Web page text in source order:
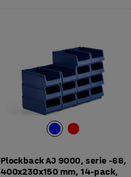
Plockback AJ 9000, serie -68,
400x230x150 mm, 14-pack,